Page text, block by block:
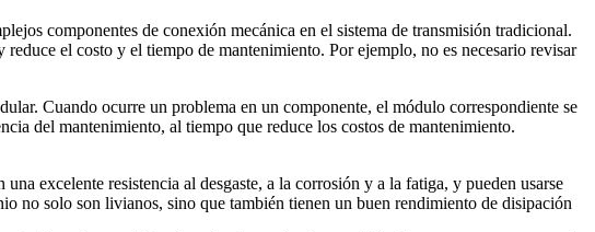
componentes de conexión mecánica en el sistema de transmisión tradicional.
el costo y el tiempo de mantenimiento. Por ejemplo, no es necesario revisar
Cuando ocurre un problema en un componente, el módulo correspondiente se
del mantenimiento, al tiempo que reduce los costos de mantenimiento.
excelente resistencia al desgaste, a la corrosión y a la fatiga, y pueden usarse
no solo son livianos, sino que también tienen un buen rendimiento de disipación